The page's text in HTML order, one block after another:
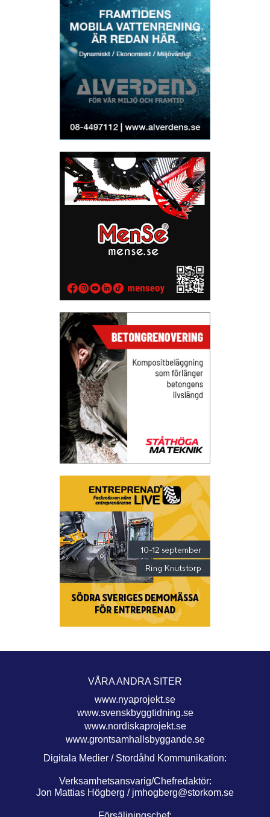
VÅRA ANDRA SITER
www.nyaprojekt.se
www.svenskbyggtidning.se
www.nordiskaprojekt.se
www.grontsamhallsbyggande.se
Digitala Medier / Stordåhd Kommunikation:
Verksamhetsansvarig/Chefredaktör:
Jon Mattias Högberg / jmhogberg@storkom.se